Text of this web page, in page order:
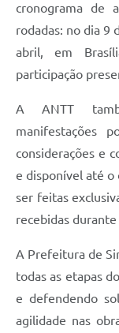
cronograma de
rodadas: no dia 9
abril, em
participação
A ANTT
manifestações
considerações e
e disponível até o
ser feitas
recebidas durante
A Prefeitura de
todas as etapas
e defendendo
agilidade nas